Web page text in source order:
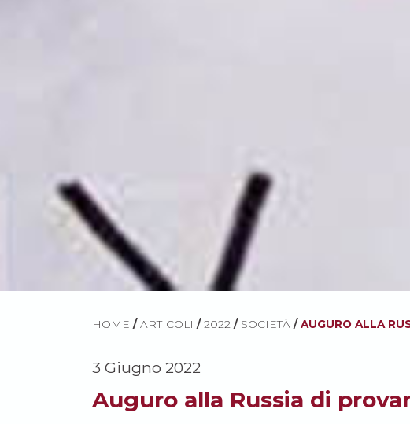
HOME / ARTICOLI / 2022 / SOCIETÀ / AUGURO ALLA
3 Giugno 2022
Auguro alla Russia di